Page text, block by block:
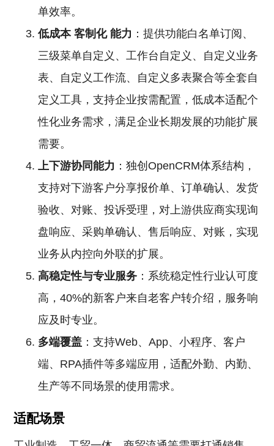
单效率。
低成本 客制化 能力 ：提供功能白名单订阅、
三级菜单自定义、工作台自定义、自定义业务
表、自定义工作流、自定义多表聚合等全套自
定义工具，支持企业按需配置，低成本适配个
性化业务需求，满足企业长期发展的功能扩展
需要。
上下游协同能力 ：独创OpenCRM体系结构，
支持对下游客户分享报价单、订单确认、发货
验收、对账、投诉受理，对上游供应商实现询
盘响应、采购单确认、售后响应、对账，实现
业务从内控向外联的扩展。
高稳定性与专业服务 ：系统稳定性行业认可度
高，40%的新客户来自老客户转介绍，服务响
应及时专业。
多端覆盖 ：支持Web、App、小程序、客户
端、RPA插件等多端应用，适配外勤、内勤、
生产等不同场景的使用需求。
适配场景